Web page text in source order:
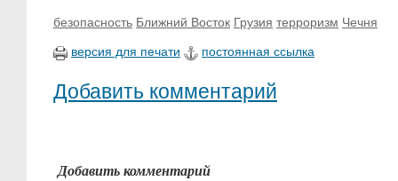
безопасность Ближний Восток Грузия терроризм Чечня
версия для печати постоянная ссылка
Добавить комментарий
Добавить комментарий